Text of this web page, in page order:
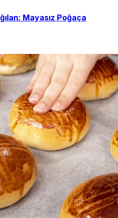
Mayasız Poğaça